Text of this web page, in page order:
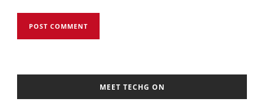
MEET TECHG ON